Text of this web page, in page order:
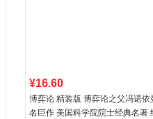
¥16.60
博弈论 精装版 博弈论之父冯诺依
名巨作 美国科学院院士经典名著